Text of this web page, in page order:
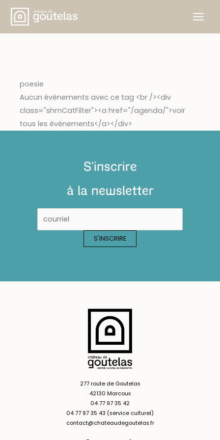
Aller
contenu
poesie
Aucun évènements avec ce tag <br /><div
class="shmCatFilter"><a href="/agenda/">voir
tous les événements</a></div>
S'inscrire
à la newsletter
277 route de Goutelas
42130 Marcoux
04 77 97 35 42
04 77 97 35 43 (service culturel)
contact@chateaudegoutelas.fr